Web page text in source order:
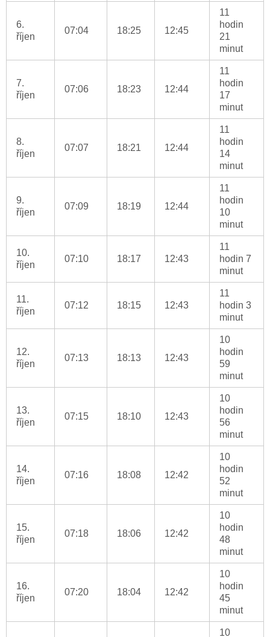
6.
říjen
07:04 18:25 12:45
11
hodin
21
minut
7.
říjen
07:06 18:23 12:44
11
hodin
17
minut
8.
říjen
07:07 18:21 12:44
11
hodin
14
minut
9.
říjen
07:09 18:19 12:44
11
hodin
10
minut
10.
říjen
07:10 18:17 12:43
11
hodin 7
minut
11.
říjen
07:12 18:15 12:43
11
hodin 3
minut
12.
říjen
07:13 18:13 12:43
10
hodin
59
minut
13.
říjen
07:15 18:10 12:43
10
hodin
56
minut
14.
říjen
07:16 18:08 12:42
10
hodin
52
minut
15.
říjen
07:18 18:06 12:42
10
hodin
48
minut
16.
říjen
07:20 18:04 12:42
10
hodin
45
minut
10